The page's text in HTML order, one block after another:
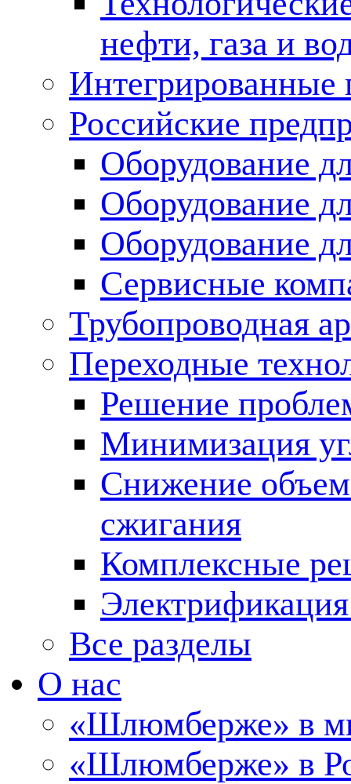
нефти, газа и
Российские
Оборудование
Оборудование
Оборудование
Сервисные
Трубопроводная
Переходные
Решение
Минимизация
Снижение
сжигания
Комплексные
Все разделы
О нас
«Шлюмберже» в
«Шлюмберже» в